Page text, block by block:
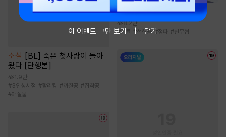
소설 [BL] 죽은 첫사랑이 돌아
왔다 [단행본]
1.9만
#3인칭시점 #할리킹 #까칠공 #집착공
#애절물
소설 곤륜신기전 [단행본]
8.2만
#곤륜 #선협물 #정파 #신무협
이 이벤트 그만 보기 닫기